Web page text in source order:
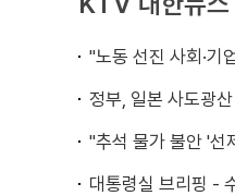
"노동 선진 사회·기
정부, 일본 사도광산
"추석 물가 불안 '선
대통령실 브리핑 -